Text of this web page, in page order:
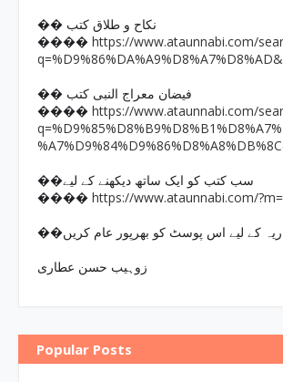
�� نکاح و طلاق کتب
���� https://www.ataunnabi.com/
�� فیضان معراج النبی کتب
���� https://www.ataunnabi.com/
��سب کتب کو ایک ساتھ دیکھنے کے لیے
���� https://www.ataunnabi.com/
کے لیے اس پوسٹ کو بھرپور عام کریں
زوہیب حسن عطاری
Popular Posts